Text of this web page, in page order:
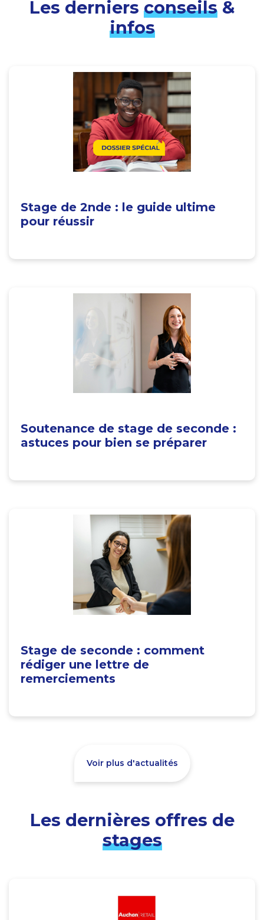
Les derniers conseils&
infos
Stage de 2nde : le guide ultime
pour réussir
Soutenance de stage de seconde :
astuces pour bien se préparer
Stage de seconde : comment
rédiger une lettre de
remerciements
Voir plus d'actualités
Les dernières offres de
stages